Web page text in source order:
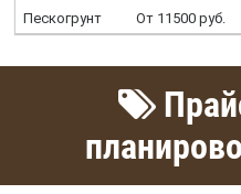
Пескогрунт
От 11500 руб.